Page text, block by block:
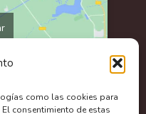
como las cookies para
consentimiento de estas